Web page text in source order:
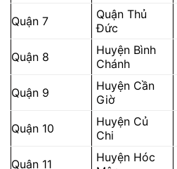
Quận 7
Quận Thủ
Đức
Quận 8
Huyện Bình
Chánh
Quận 9
Huyện Cần
Giờ
Quận 10
Huyện Củ
Chi
Quận 11
Huyện Hóc